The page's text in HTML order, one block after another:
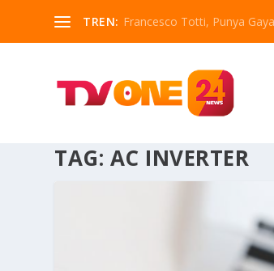
TREN: Francesco Totti, Punya
TAG: AC INVERTER